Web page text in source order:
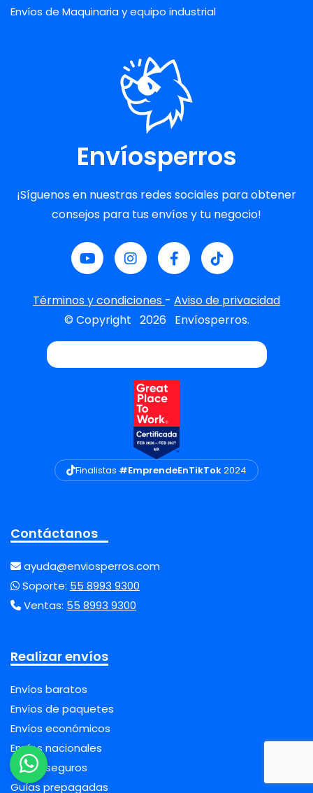
Envíos de Maquinaria y equipo industrial
Envíosperros
¡Síguenos en nuestras redes sociales para obtener
consejos para tus envíos y tu negocio!
Términos y condiciones - Aviso de privacidad
© Copyright 2026 Envíosperros.
Finalistas #EmprendeEnTikTok2024
Contáctanos
ayuda@enviosperros.com
Soporte: 55 8993 9300
Ventas: 55 8993 9300
Realizar envíos
Envíos baratos
Envíos de paquetes
Envíos económicos
Envíos nacionales
Envíos seguros
Guías prepagadas